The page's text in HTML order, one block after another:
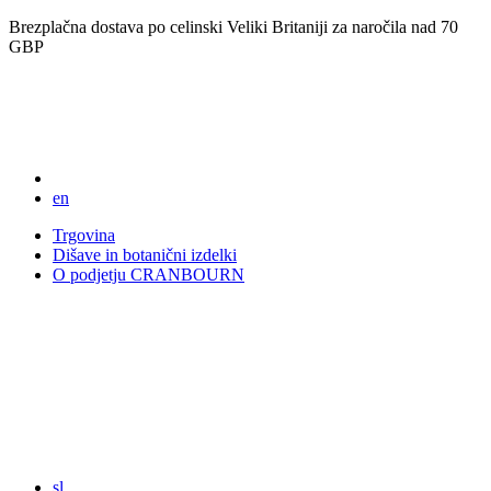
Brezplačna dostava po celinski Veliki Britaniji za naročila nad 70
GBP
en
Trgovina
Dišave in botanični izdelki
O podjetju CRANBOURN
sl